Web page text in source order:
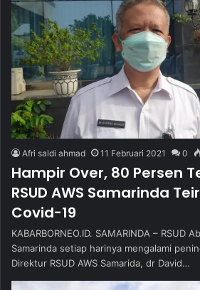
Afri saldi ahmad 11 Februari 2021 0
Hampir Over, 80 Persen
RSUD AWS Samarinda
Covid-19
KABARBORNEO.ID. SAMARINDA – RSUD
Samarinda setiap harinya mengalami
Direktur RSUD AWS Samarida, dr David…